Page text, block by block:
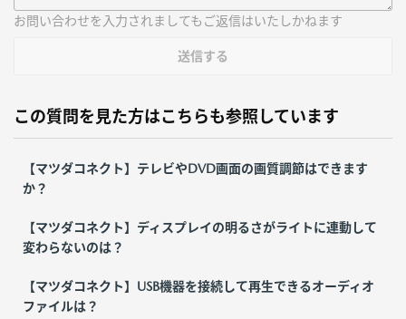
お問い合わせを入力されましてもご返信はいたしかねます
送信する
この質問を見た方はこちらも参照しています
【マツダコネクト】テレビやDVD画面の画質調節はできます
か？
【マツダコネクト】ディスプレイの明るさがライトに連動して
変わらないのは？
【マツダコネクト】USB機器を接続して再生できるオーディオ
ファイルは？